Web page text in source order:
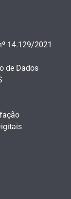
14.129/2021
de Dados